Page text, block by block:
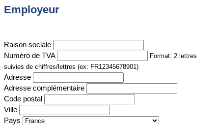
Employeur
Raison sociale
Numéro de TVA
Format: 2 lettres
suivies de chiffres/lettres (ex: FR12345678901)
Adresse
Adresse complémentaire
Code postal
Ville
Pays